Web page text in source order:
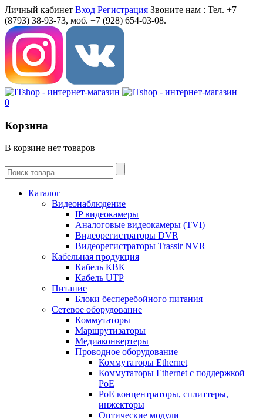
Личный кабинет Вход Регистрация Звоните нам : Тел. +7
(8793) 38-93-73, моб. +7 (928) 654-03-08.
0
Корзина
В корзине нет товаров
Каталог
Видеонаблюдение
IP видеокамеры
Aналоговые видеокамеры (TVI)
Видеорегистраторы DVR
Видеорегистраторы Trassir NVR
Кабельная продукция
Кабель КВК
Кабель UTP
Питание
Блоки бесперебойного питания
Сетевое оборудование
Коммутаторы
Маршрутизаторы
Медиаконвертеры
Проводное оборудование
Коммутаторы Ethernet
Коммутаторы Ethernet с поддержкой
PoE
РoЕ концентраторы, сплиттеры,
инжекторы
Оптические модули